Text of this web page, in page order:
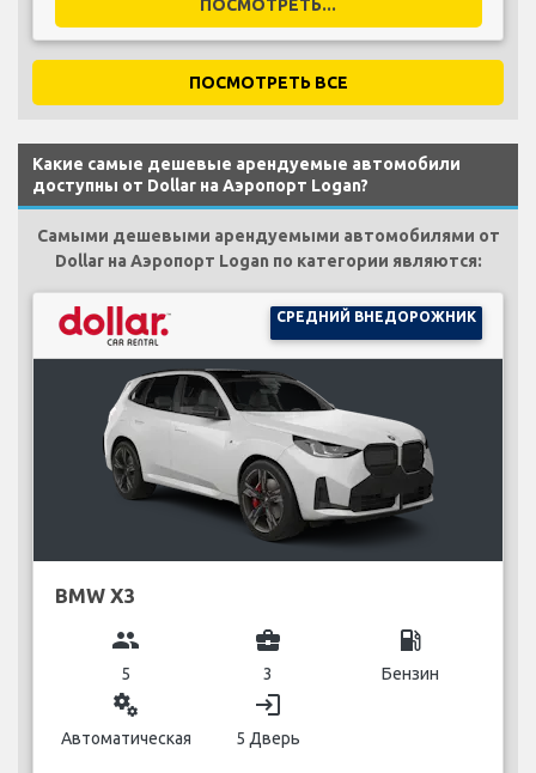
ПОСМОТРЕТЬ...
ПОСМОТРЕТЬ ВСЕ
Какие самые дешевые арендуемые автомобили
доступны от Dollar на Аэропорт Logan?
Самыми дешевыми арендуемыми автомобилями от
Dollar на Аэропорт Logan по категории являются:
СРЕДНИЙ ВНЕДОРОЖНИК
BMW X3
group
5
business_center
3
local_gas_station
Бензин
miscellaneous_services
Автоматическая
login
5 Дверь